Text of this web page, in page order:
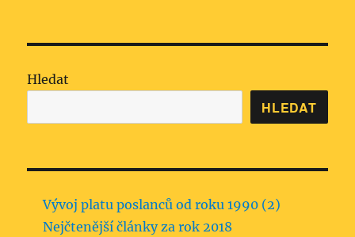
Hledat
HLEDAT
Vývoj platu poslanců od roku 1990 (2)
Nejčtenější články za rok 2018